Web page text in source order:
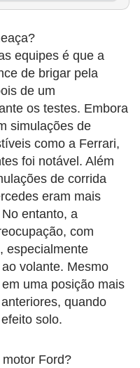
equipes é que a
de brigar pela
de um
os testes. Embora
simulações de
como a Ferrari,
foi notável. Além
de corrida
eram mais
entanto, a
com
especialmente
volante. Mesmo
uma posição mais
quando
solo.
Ford?